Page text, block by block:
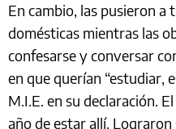
En cambio, las pusieron a
domésticas mientras las
confesarse y conversar
en que querían “estudiar,
M.I.E. en su declaración.
año de estar allí.